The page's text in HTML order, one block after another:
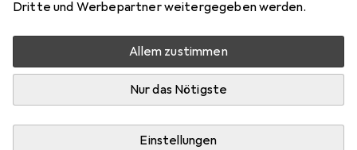
Dritte und Werbepartner weitergegeben werden.
Allem zustimmen
Nur das Nötigste
Einstellungen
Zwischen Sa, 15.8. und Mi, 19.8. geliefert
5 Stück an Lager beim Lieferanten
Lieferort angeben für genaue Lieferzeit
In den Warenkorb